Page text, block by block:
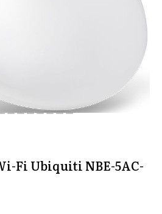
Fi Ubiquiti NBE-5AC-